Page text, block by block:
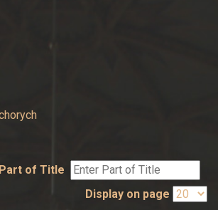
of Title
Display on page